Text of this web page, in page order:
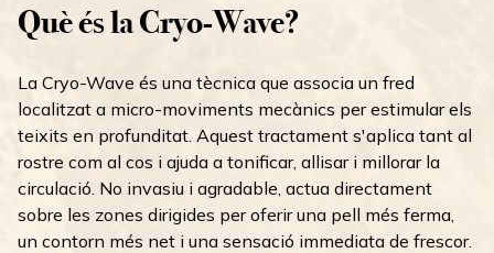
Què és la Cryo-Wave?
La Cryo-Wave és una tècnica que associa un fred
localitzat a micro-moviments mecànics per estimular els
teixits en profunditat. Aquest tractament s'aplica tant al
rostre com al cos i ajuda a tonificar, allisar i millorar la
circulació. No invasiu i agradable, actua directament
sobre les zones dirigides per oferir una pell més ferma,
un contorn més net i una sensació immediata de frescor.